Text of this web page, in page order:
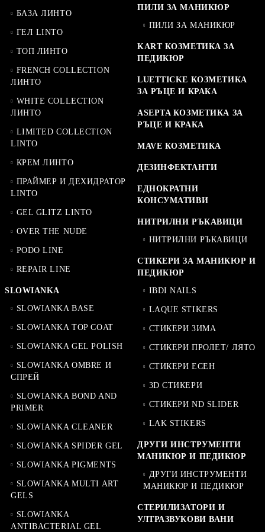
БАЗА ЛИНТО
ГЕЛ LINTO
ТОП ЛИНТО
FRENCH COLLECTION
ЛИНТО
WHITE COLLECTION
ЛИНТО
LIMITED COLLECTION
LINTO
КРЕМ ЛИНТО
ПРАЙМЕР И ДЕХИДРАТОР
LINTO
GEL GLITZ LINTO
OVER THE NUDE
PODO LINE
REPAIR LINE
SLOWIANKA
SLOWIANKA BASE
SLOWIANKA TOP COAT
SLOWIANKA GEL POLISH
SLOWIANKA OMBRE И
СПРЕЙ
SLOWIANKA BOND AND
PRIMER
SLOWIANKA CLEANER
SLOWIANKA SPIDER GEL
SLOWIANKA PIGMENTS
SLOWIANKA MULTI ART
GELS
SLOWIANKA
ANTIBACTERIAL GEL
ПИЛИ ЗА МАНИКЮР
ПИЛИ ЗА МАНИКЮР
KART КОЗМЕТИКА ЗА
ПЕДИКЮР
LUETTICKE КОЗМЕТИКА
ЗА РЪЦЕ И КРАКА
ASEPTA КОЗМЕТИКА ЗА
РЪЦЕ И КРАКА
MAVE КОЗМЕТИКА
ДЕЗИНФЕКТАНТИ
ЕДНОКРАТНИ
КОНСУМАТИВИ
НИТРИЛНИ РЪКАВИЦИ
НИТРИЛНИ РЪКАВИЦИ
СТИКЕРИ ЗА МАНИКЮР И
ПЕДИКЮР
IBDI NAILS
LAQUE STIKERS
СТИКЕРИ ЗИМА
СТИКЕРИ ПРОЛЕТ/ ЛЯТО
СТИКЕРИ ЕСЕН
3D СТИКЕРИ
СТИКЕРИ ND SLIDER
LAK STIKERS
ДРУГИ ИНСТРУМЕНТИ
МАНИКЮР И ПЕДИКЮР
ДРУГИ ИНСТРУМЕНТИ
МАНИКЮР И ПЕДИКЮР
СТЕРИЛИЗАТОРИ И
УЛТРАЗВУКОВИ ВАНИ